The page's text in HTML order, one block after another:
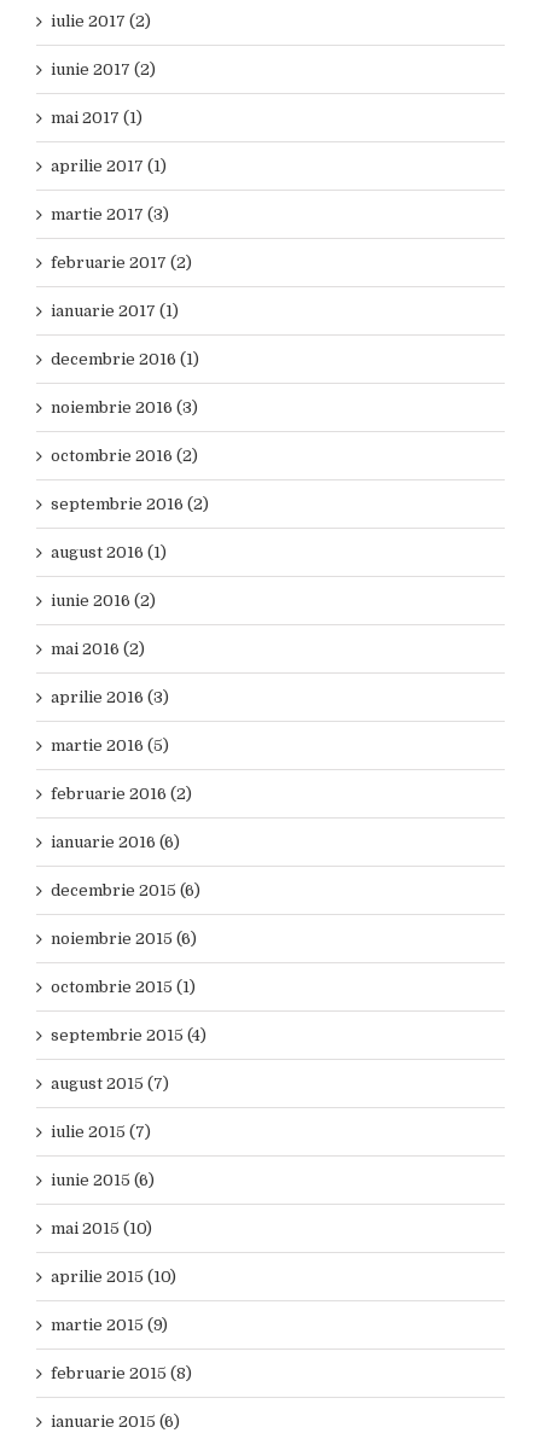
iulie 2017 (2)
iunie 2017 (2)
mai 2017 (1)
aprilie 2017 (1)
martie 2017 (3)
februarie 2017 (2)
ianuarie 2017 (1)
decembrie 2016 (1)
noiembrie 2016 (3)
octombrie 2016 (2)
septembrie 2016 (2)
august 2016 (1)
iunie 2016 (2)
mai 2016 (2)
aprilie 2016 (3)
martie 2016 (5)
februarie 2016 (2)
ianuarie 2016 (6)
decembrie 2015 (6)
noiembrie 2015 (6)
octombrie 2015 (1)
septembrie 2015 (4)
august 2015 (7)
iulie 2015 (7)
iunie 2015 (6)
mai 2015 (10)
aprilie 2015 (10)
martie 2015 (9)
februarie 2015 (8)
ianuarie 2015 (6)